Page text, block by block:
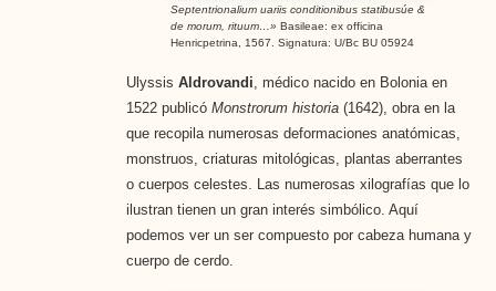
Septentrionalium uariis conditionibus statibusúe &
de morum, rituum…» Basileae: ex officina
Henricpetrina, 1567. Signatura: U/Bc BU 05924
Ulyssis Aldrovandi , médico nacido en Bolonia en
1522 publicó Monstrorum historia (1642), obra en la
que recopila numerosas deformaciones anatómicas,
monstruos, criaturas mitológicas, plantas aberrantes
o cuerpos celestes. Las numerosas xilografías que lo
ilustran tienen un gran interés simbólico. Aquí
podemos ver un ser compuesto por cabeza humana y
cuerpo de cerdo.